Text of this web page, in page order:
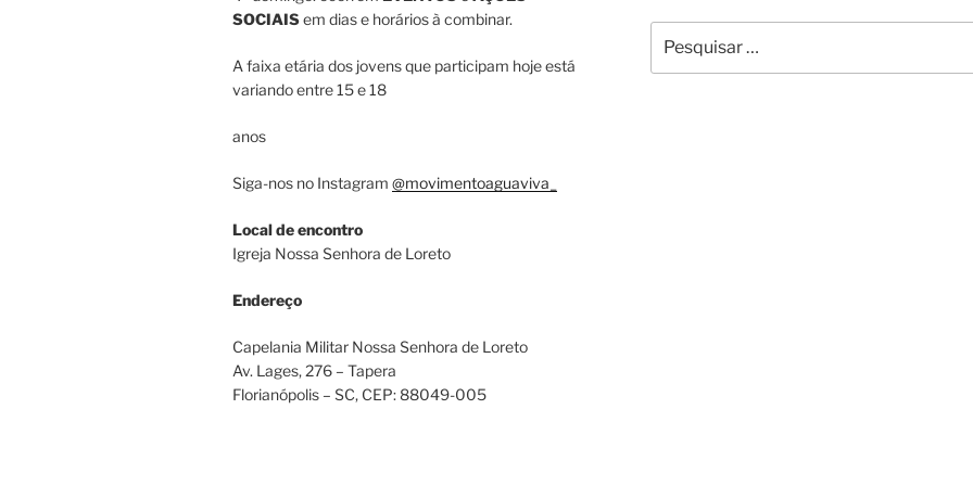
SOCIAISem dias e horários à combinar.
A faixa etária dos jovens que participam hoje está
variando entre 15 e 18
anos
Siga-nos no Instagram @movimentoaguaviva_
Local de encontro
Igreja Nossa Senhora de Loreto
Endereço
Capelania Militar Nossa Senhora de Loreto
Av. Lages, 276 – Tapera
Florianópolis – SC, CEP: 88049-005
por: